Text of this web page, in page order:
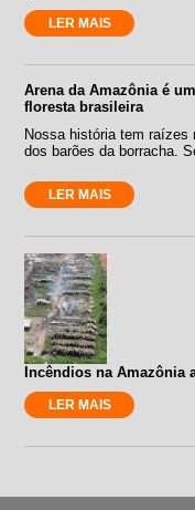
LER MAIS
Arena da Amazônia é
floresta brasileira
Nossa história tem raízes
dos barões da borracha.
LER MAIS
Incêndios na Amazônia
LER MAIS